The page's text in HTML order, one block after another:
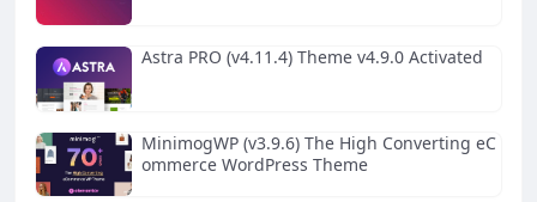
Astra PRO (v4.11.4) Theme v4.9.0 Activated
MinimogWP (v3.9.6) The High Converting eC
ommerce WordPress Theme